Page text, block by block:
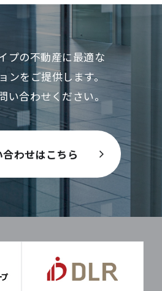
プの不動産に最適な
ンをご提供します。
い合わせください。
合わせはこちら